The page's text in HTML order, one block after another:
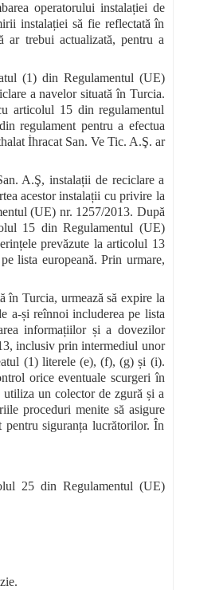
operatorului instalației de
instalației să fie reflectată în
ar trebui actualizată, pentru a
(1) din Regulamentul (UE)
a navelor situată în Turcia.
articolul 15 din regulamentul
regulament pentru a efectua
İhracat San. Ve Tic. A.Ş. ar
A.Ş, instalații de reciclare a
acestor instalații cu privire la
(UE) nr. 1257/2013. După
15 din Regulamentul (UE)
prevăzute la articolul 13
lista europeană. Prin urmare,
în Turcia, urmează să expire la
a-și reînnoi includerea pe lista
informațiilor și a dovezilor
inclusiv prin intermediul unor
(1) literele (e), (f), (g) și (i).
orice eventuale scurgeri în
un colector de zgură și a
proceduri menite să asigure
pentru siguranța lucrătorilor. În
25 din Regulamentul (UE)